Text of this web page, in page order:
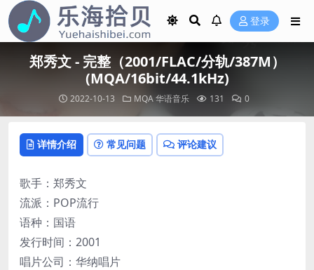
登录
郑秀文 - 完整（2001/FLAC/分轨/387M）
(MQA/16bit/44.1kHz)
2022-10-13 MQA华语音乐 131 0
详情介绍 常见问题 评论建议
歌手：郑秀文
流派：POP流行
语种：国语
发行时间：2001
唱片公司：华纳唱片